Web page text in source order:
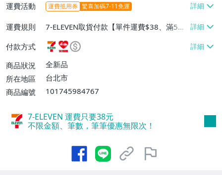
運費活動 運費抵用券 驚喜加碼7-11免運
運費規則
7-ELEVEN取貨付款【單件運費$38、滿5件
或消費滿$1298免運費】、7-ELEVEN取貨
不付款【免運費】、萊爾富取貨付款【單件
運費$60、滿5件或消費滿$1298免運
費】、宅配/貨運【單件運費$120、滿5件
付款方式
商品狀況
全新品
所在地區
台北市
商品編號
101745984767
7-ELEVEN 運費只要38元
不限金額、筆數，筆筆優惠無限次！